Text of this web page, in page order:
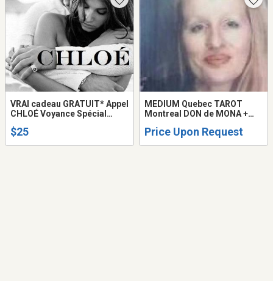
VRAI cadeau GRATUIT* Appel
CHLOÉ Voyance Spécial
couple Prédictions 2026
$25
MEDIUM Quebec TAROT
Montreal DON de MONA +
TAROT LOVE PSYCHIC
Price Upon Request